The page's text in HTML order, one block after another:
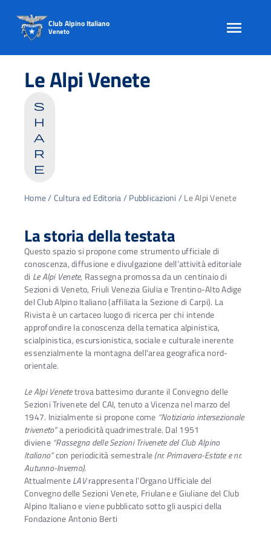
content
Club Alpino Italiano
Veneto
Le Alpi Venete
s
h
a
r
e
Home/Cultura ed Editoria/Pubblicazioni /Le Alpi Venete
La storia della testata
Questo spazio si propone come strumento ufficiale di
conoscenza, diffusione e divulgazione dell’attività editoriale
di Le Alpi Venete, Rassegna promossa da un centinaio di
Sezioni di Veneto, Friuli Venezia Giulia e Trentino-Alto Adige
del Club Alpino Italiano (affiliata la Sezione di Carpi). La
Rivista è un cartaceo luogo di ricerca per chi intende
approfondire la conoscenza della tematica alpinistica,
scialpinistica, escursionistica, sociale e culturale inerente
essenzialmente la montagna dell’area geografica nord-
orientale.
Le Alpi Venetetrova battesimo durante il Convegno delle
Sezioni Trivenete del CAI, tenuto a Vicenza nel marzo del
1947. Inizialmente si propone come “Notiziario intersezionale
triveneto”a periodicità quadrimestrale. Dal 1951
diviene “Rassegna delle Sezioni Trivenete del Club Alpino
Italiano”con periodicità semestrale(nr. Primavera-Estate e nr.
Autunno-Inverno).
AttualmenteLAVrappresenta l’Organo Ufficiale del
Convegno delle Sezioni Venete, Friulane e Giuliane del Club
Alpino Italiano e viene pubblicato sotto gli auspici della
Fondazione Antonio Berti